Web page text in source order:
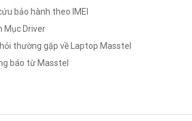
bảo hành theo IMEI
Mục Driver
thường gặp về Laptop Masstel
báo từ Masstel